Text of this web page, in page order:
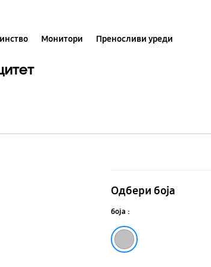
Монитори Преносливи уреди
долен
замрзнувач
Одбери боја
боја :